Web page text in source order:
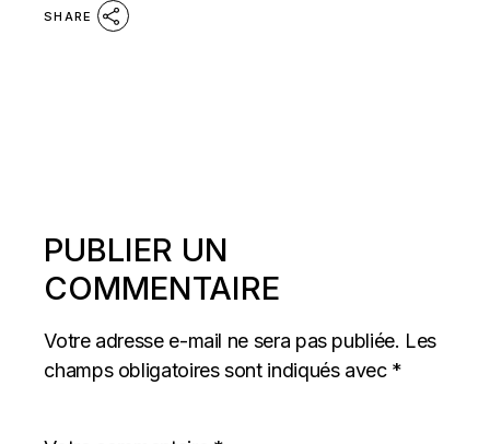
SHARE
PUBLIER UN
COMMENTAIRE
Votre adresse e-mail ne sera pas publiée. Les
champs obligatoires sont indiqués avec *